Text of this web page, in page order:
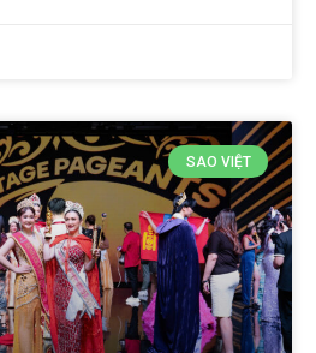
SAO VIỆT